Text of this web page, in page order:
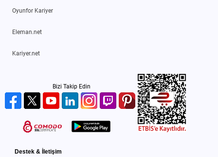
Oyunfor Kariyer
Eleman.net
Kariyer.net
Bizi Takip Edin
Destek & İletişim